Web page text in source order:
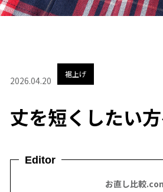
2026.04.20
裾上げ
丈を短くしたい
Editor
お直し比較